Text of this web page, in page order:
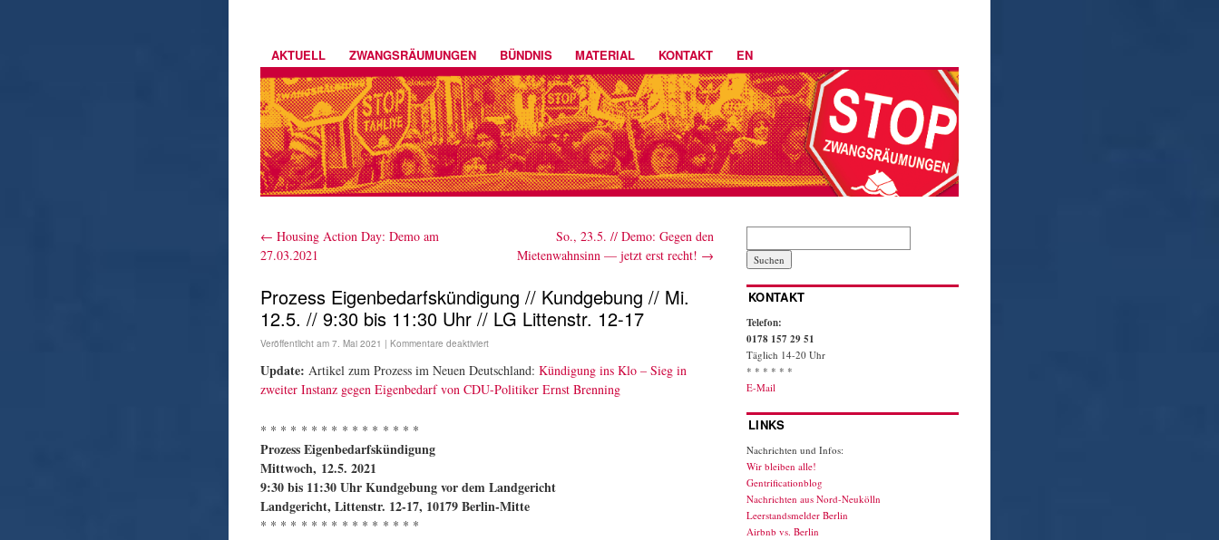
AKTUELL ZWANGSRÄUMUNGEN BÜNDNIS MATERIAL KONTAKT EN
← Housing Action Day: Demo am
27.03.2021
So., 23.5. // Demo: Gegen den
Mietenwahnsinn — jetzt erst recht! →
Prozess Eigenbedarfskündigung // Kundgebung // Mi.
12.5. // 9:30 bis 11:30 Uhr // LG Littenstr. 12-17
Veröffentlicht am 7. Mai 2021 | Kommentare deaktiviert
Update: Artikel zum Prozess im Neuen Deutschland: Kündigung ins Klo – Sieg in
zweiter Instanz gegen Eigenbedarf von CDU-Politiker Ernst Brenning
* * * * * * * * * * * * * * * *
Prozess Eigenbedarfskündigung
Mittwoch, 12.5. 2021
9:30 bis 11:30 Uhr Kundgebung vor dem Landgericht
Landgericht, Littenstr. 12-17, 10179 Berlin-Mitte
* * * * * * * * * * * * * * * *
KONTAKT
Telefon:
0178 157 29 51
Täglich 14-20 Uhr
* * * * * *
E-Mail
LINKS
Nachrichten und Infos:
Wir bleiben alle!
Gentrificationblog
Nachrichten aus Nord-Neukölln
Leerstandsmelder Berlin
Airbnb vs. Berlin